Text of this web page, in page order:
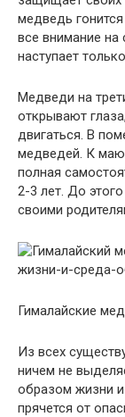
медведь
все внимание
наступает
Медведи на
открывают
двигаться. В
медведей. К маю
полная
2-3 лет. До
своими
Гималайские
Из всех
ничем не
образом жизни
прячется от